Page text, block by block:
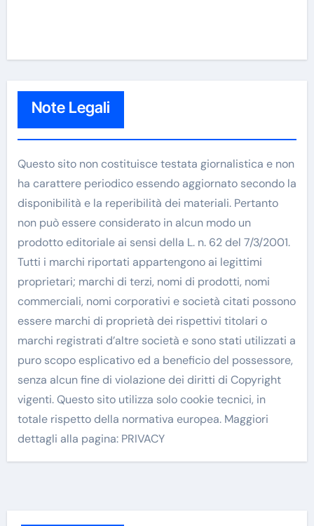
Note Legali
Questo sito non costituisce testata giornalistica e non
ha carattere periodico essendo aggiornato secondo la
disponibilità e la reperibilità dei materiali. Pertanto
non può essere considerato in alcun modo un
prodotto editoriale ai sensi della L. n. 62 del 7/3/2001.
Tutti i marchi riportati appartengono ai legittimi
proprietari; marchi di terzi, nomi di prodotti, nomi
commerciali, nomi corporativi e società citati possono
essere marchi di proprietà dei rispettivi titolari o
marchi registrati d’altre società e sono stati utilizzati a
puro scopo esplicativo ed a beneficio del possessore,
senza alcun fine di violazione dei diritti di Copyright
vigenti. Questo sito utilizza solo cookie tecnici, in
totale rispetto della normativa europea. Maggiori
dettagli alla pagina: PRIVACY